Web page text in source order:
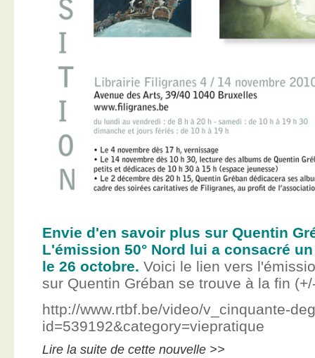
Envie d'en savoir plus sur Quentin
L'émission 50° Nord lui a consacré
le 26 octobre. Voici le lien vers
sur Quentin Gréban se trouve à la fin
http://www.rtbf.be/video/v_cinquante-
id=539192&category=viepratique
Lire la suite de cette nouvelle >>